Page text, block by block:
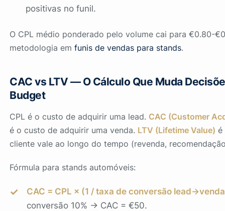
positivas no funil.
O CPL médio ponderado pelo volume cai para €0.80-
metodologia emfunis de vendas para stands.
CAC vs LTV — O Cálculo Que Muda
Budget
CPL é o custo de adquirir uma lead. CAC (Customer
é o custo de adquirir uma venda. LTV (Lifetime Value) é
cliente vale ao longo do tempo (revenda,
Fórmula para stands automóveis:
CAC = CPL × (1 / taxa de conversão
conversão 10% → CAC = €50.